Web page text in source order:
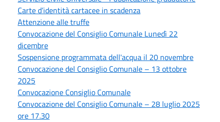
Carte d’identità cartacee in scadenza
Attenzione alle truffe
Convocazione del Consiglio Comunale Lunedì 22
dicembre
Sospensione programmata dell'acqua il 20 novembre
Convocazione del Consiglio Comunale – 13 ottobre
2025
Convocazione Consiglio Comunale
Convocazione del Consiglio Comunale – 28 luglio 2025
ore 17.30